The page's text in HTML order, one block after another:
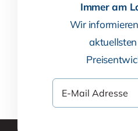
Immer am
Wir